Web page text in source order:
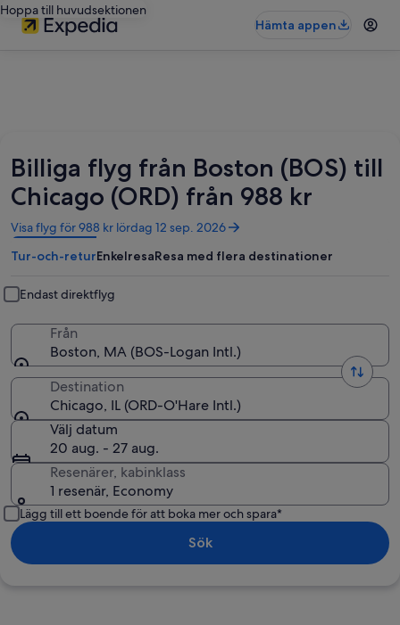
Hoppa till huvudsektionen
Hämta appen
Billiga flyg från Boston (BOS) till
Chicago (ORD) från 988 kr
Visa flyg för 988 kr lördag 12 sep. 2026
Öppnas
ett
fönster
Tur-och-returEnkelresaResa med flera destinationer
Endast direktflyg
Från
Boston, MA (BOS-Logan Intl.)
Destination
Chicago, IL (ORD-O'Hare Intl.)
Välj datum
20 aug. - 27 aug.
Resenärer, kabinklass
1 resenär, Economy
Lägg till ett boende för att boka mer och spara*
Sök